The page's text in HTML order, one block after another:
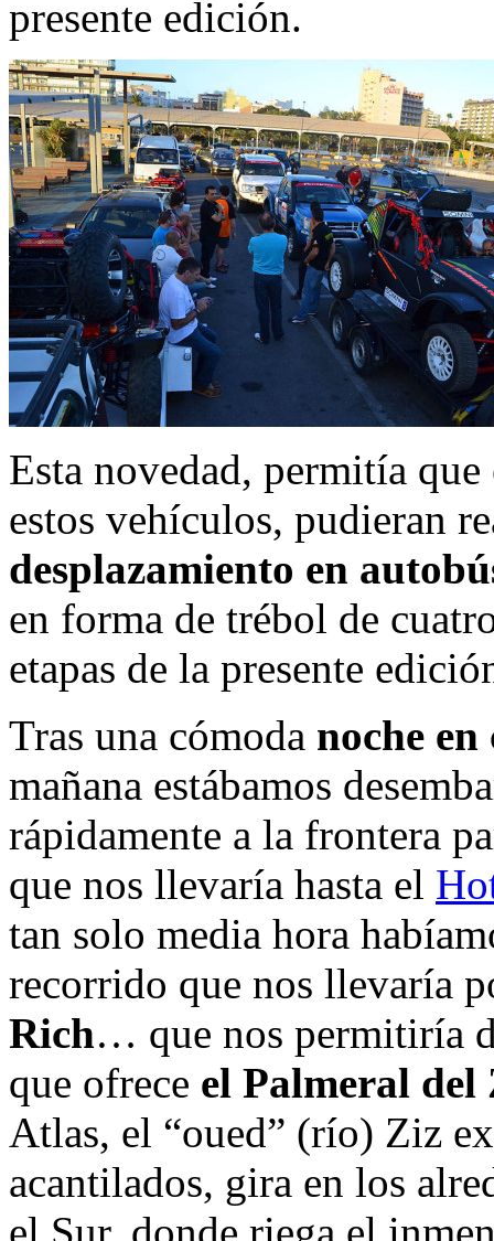
presente edición.
Esta novedad, permitía
estos vehículos, pudieran
desplazamiento en
en forma de trébol de
etapas de la presente
Tras una cómoda noche
mañana estábamos
rápidamente a la frontera
que nos llevaría hasta el
tan solo media hora
recorrido que nos llevaría
Rich… que nos permitiría
que ofrece el Palmeral del
Atlas, el “oued” (río) Ziz
acantilados, gira en los
el Sur, donde riega el